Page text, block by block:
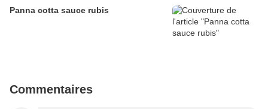
Panna cotta sauce rubis
Commentaires